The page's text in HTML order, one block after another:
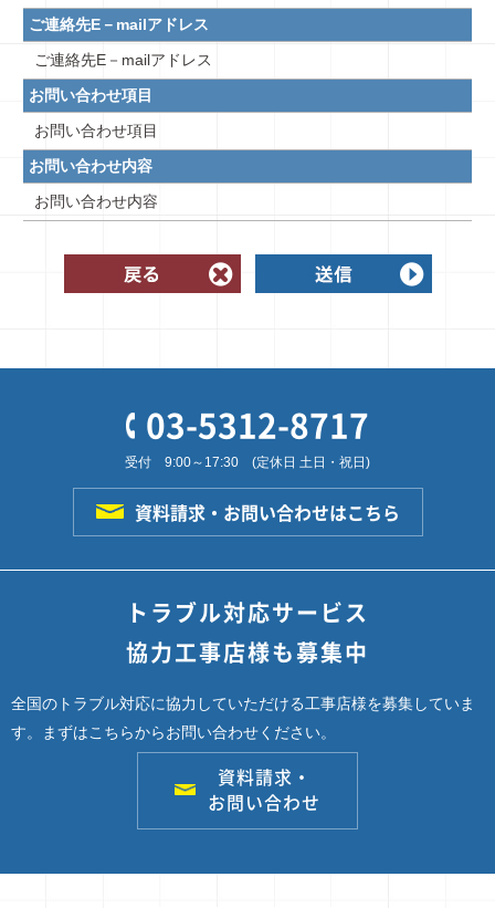
ご連絡先E－mailアドレス
ご連絡先E－mailアドレス
お問い合わせ項目
お問い合わせ項目
お問い合わせ内容
お問い合わせ内容
03-5312-8717
受付 9:00～17:30 (定休日 土日・祝日)
資料請求・お問い合わせはこちら
トラブル対応サービス
協力工事店様も募集中
全国のトラブル対応に協力していただける工事店様を募集していま
す。
まずはこちらからお問い合わせください。
資料請求・
お問い合わせ